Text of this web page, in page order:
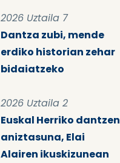
2026 Uztaila 7
Dantza zubi, mende
erdiko historian zehar
bidaiatzeko
2026 Uztaila 2
Euskal Herriko dantzen
aniztasuna, Elai
Alairen ikuskizunean